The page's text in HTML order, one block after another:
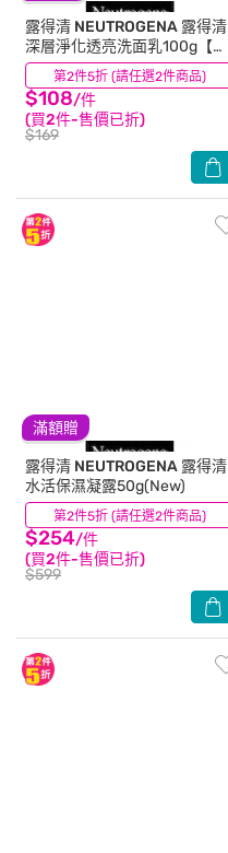
第2件5折 (請任選2件商品)
露得清 NEUTROGENA 露得清
深層淨化透亮洗面乳100g【維
他命B3(菸鹼醯胺)】
$108/件
(買2件-售價已折)
$169
(25)
滿額贈
第2件5折 (請任選2件商品)
露得清 NEUTROGENA 露得清
水活保濕凝露50g(New)
$254/件
(買2件-售價已折)
$599
(127)